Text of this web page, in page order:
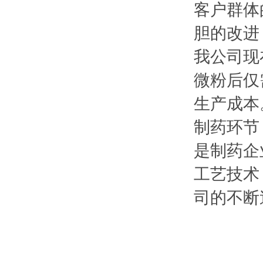
客户群
胆的改
我公司
微粉后
生产成
制药环
是制药
工艺技
司的不